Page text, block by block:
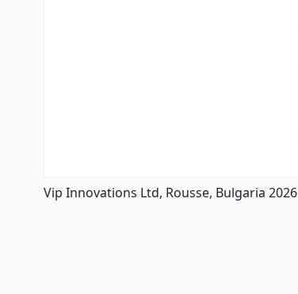
Vip Innovations Ltd, Rousse, Bulgaria 2026